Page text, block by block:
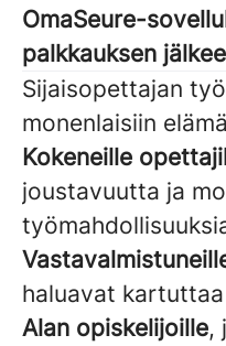
OmaSeure-
palkkauksen
Sijaisopettajan
monenlaisiin
Kokeneille
joustavuutta ja
haluavat
Alan opiskelijoille,